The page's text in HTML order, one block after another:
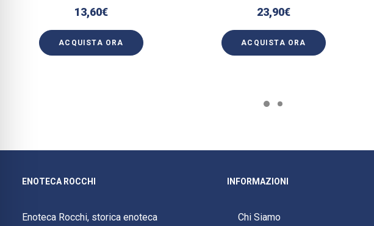
13,60€
ACQUISTA ORA
23,90€
ACQUISTA ORA
ENOTECA ROCCHI
Enoteca Rocchi, storica enoteca
INFORMAZIONI
Chi Siamo